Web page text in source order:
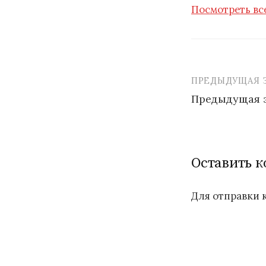
Посмотреть
по
ПРЕДЫДУЩАЯ
Предыдущая
Оставить
Для отправки